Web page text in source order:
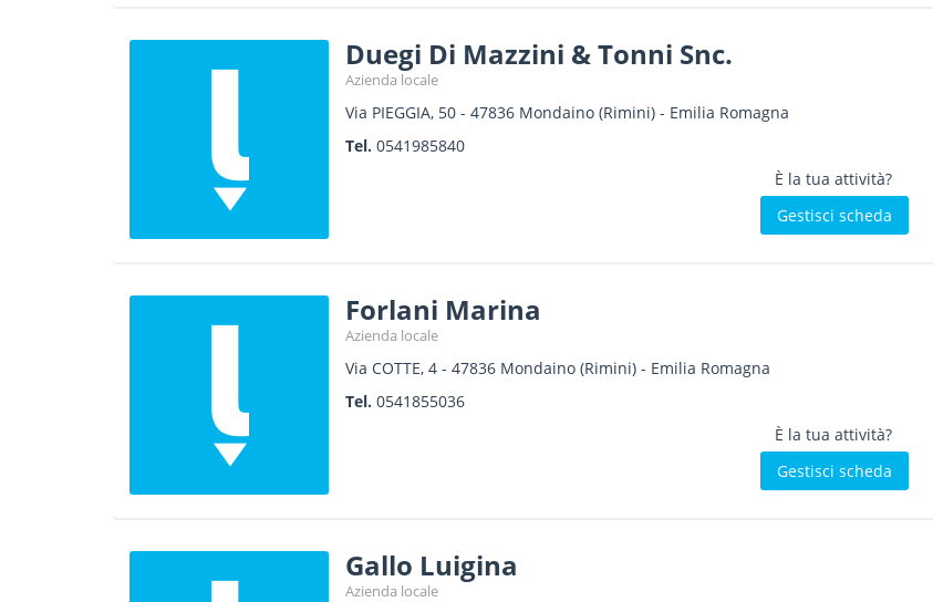
Duegi Di Mazzini & Tonni Snc.
Azienda locale
Via PIEGGIA, 50- 47836 Mondaino(Rimini) - Emilia Romagna
Tel. 0541985840
È la tua attività?
Gestisci scheda
Forlani Marina
Azienda locale
Via COTTE, 4- 47836 Mondaino(Rimini) - Emilia Romagna
Tel. 0541855036
È la tua attività?
Gestisci scheda
Gallo Luigina
Azienda locale